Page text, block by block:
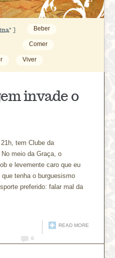
] Beber
Comer
Viver
invade o
tem Clube da
meio da Graça, o
e levemente caro que eu
tenha o burguesismo
preferido: falar mal da
READ MORE
0